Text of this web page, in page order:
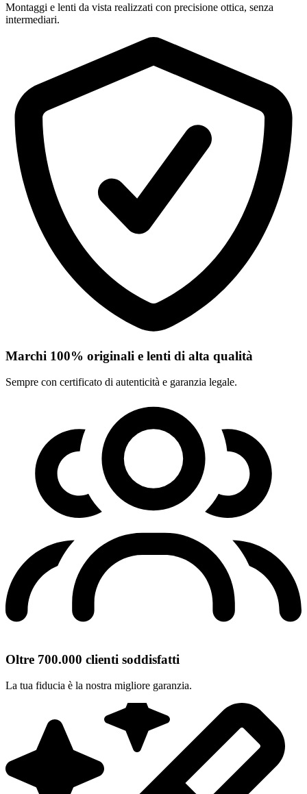
Montaggi e lenti da vista realizzati con precisione ottica, senza
intermediari.
Marchi 100% originali e lenti di alta qualità
Sempre con certificato di autenticità e garanzia legale.
Oltre 700.000 clienti soddisfatti
La tua fiducia è la nostra migliore garanzia.